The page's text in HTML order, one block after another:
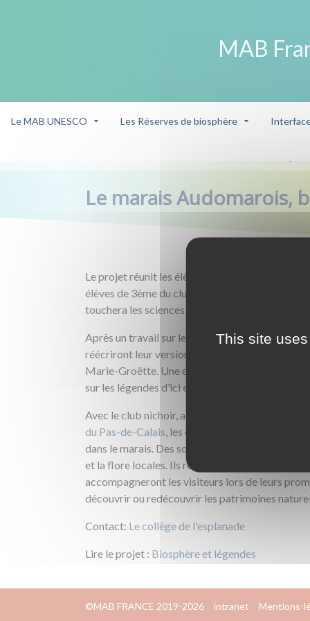
MAB
Le MAB UNESCO Les Réserves de biosphère
Le marais Audomarois,
Le projet réunit les élèves d’une classe de 6
élèves de 3èmedu club nichoir. Le travail mené
touchera les sciences naturelles et le français.
Après un travail sur les légendes, les élèves
réécriront leur version de la légende de
Marie-Groëtte. Une exposition sera réalisée
sur les légendes d’ici et d’ailleurs
Avec le club nichoir, accompagnés de la
du Pas-de-Calais , les élèves vont réaliser des
dans le marais. Des sorties avec Eden 62 leur
et la flore locales. Ils réaliseront ensuite des
accompagneront les visiteurs lors de leurs
découvrir ou redécouvrir les patrimoines
Contact: Le collège de l'esplanade
Lire le projet : Biosphère et légendes
©MAB FRANCE 2019-2026 intranet Mentions-
This site